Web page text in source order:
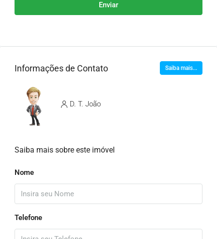
Enviar
Informações de Contato Saiba mais...
D. T. João
Saiba mais sobre este imóvel
Nome
Telefone